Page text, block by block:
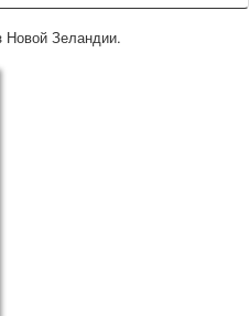
Новой Зеландии.